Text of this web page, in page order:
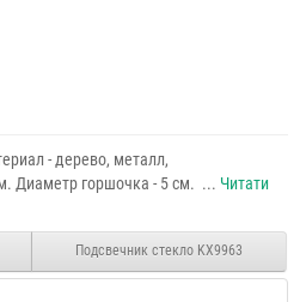
- дерево, металл,
Диаметр горшочка - 5 см. ... Читати
Подсвечник стекло KX9963